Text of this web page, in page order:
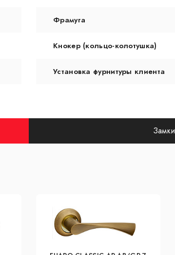
Фрамуга
Кнокер (кольцо-колотушка)
Установка фурнитуры клиента
Замки